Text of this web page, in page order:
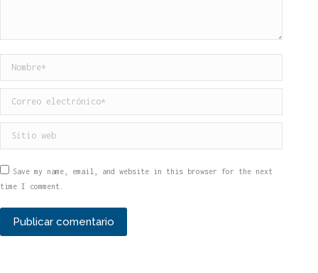
Nombre *
Correo electrónico *
Sitio web
Save my name, email, and website in this browser for the next
time I comment.
Publicar comentario